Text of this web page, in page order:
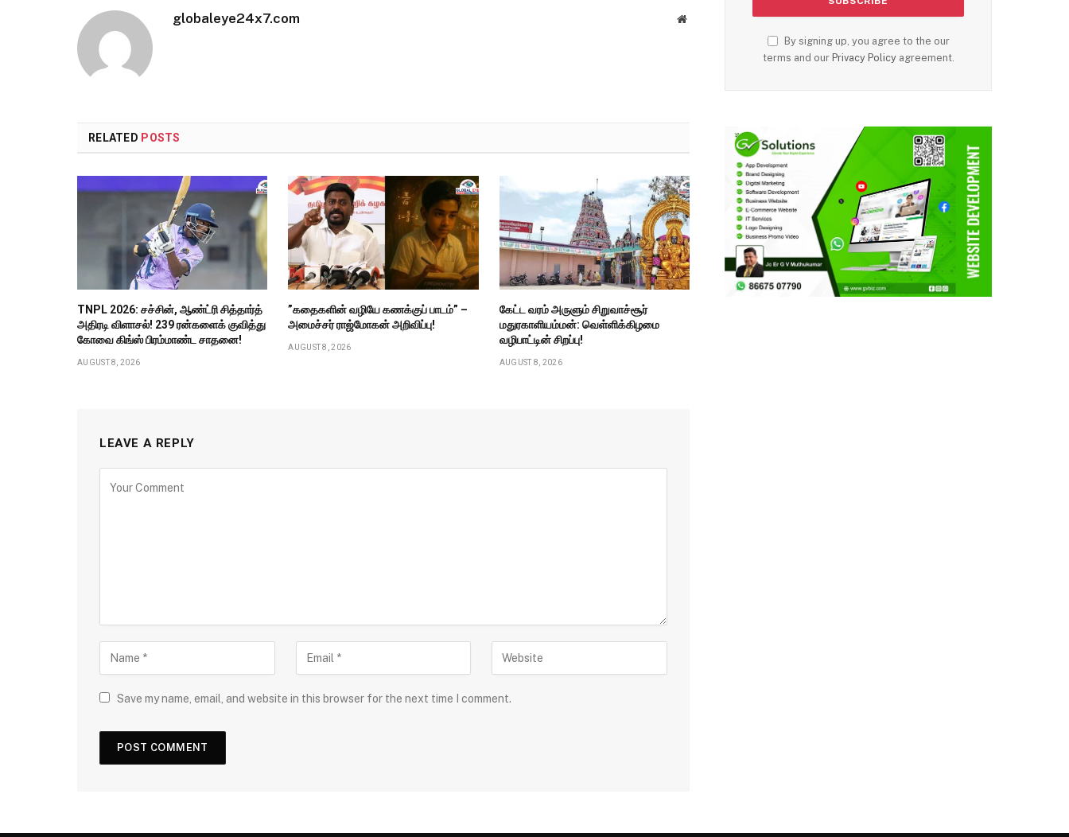
globaleye24x7.com Website
RELATED POSTS
TNPL 2026: சச்சின், ஆண்ட்ரி சித்தார்த்
அதிரடி விளாசல்! 239 ரன்களைக் குவித்து
கோவை கிங்ஸ் பிரம்மாண்ட சாதனை!
AUGUST 8, 2026
”கதைகளின் வழியே கணக்குப் பாடம்” –
அமைச்சர் ராஜ்மோகன் அறிவிப்பு!
AUGUST 8, 2026
கேட்ட வரம் அருளும் சிறுவாச்சூர்
மதுரகாளியம்மன்: வெள்ளிக்கிழமை
வழிபாட்டின் சிறப்பு!
AUGUST 8, 2026
LEAVE A REPLY
Save my name, email, and website in this browser for the next time I comment.
By signing up, you agree to the our
terms and our Privacy Policyagreement.